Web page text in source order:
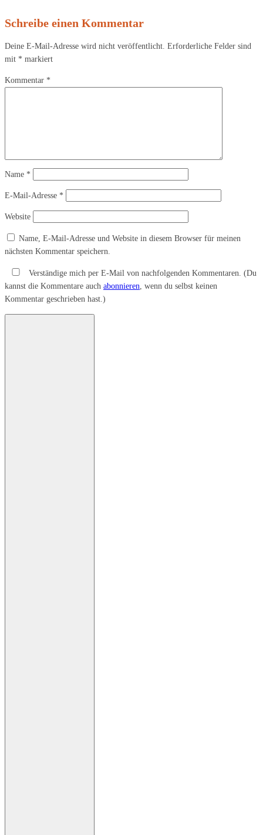
Schreibe einen Kommentar
Deine E-Mail-Adresse wird nicht veröffentlicht. Erforderliche Felder sind
mit * markiert
Kommentar *
Name *
E-Mail-Adresse *
Website
Name, E-Mail-Adresse und Website in diesem Browser für meinen
nächsten Kommentar speichern.
Verständige mich per E-Mail von nachfolgenden Kommentaren. (Du
kannst die Kommentare auch abonnieren, wenn du selbst keinen
Kommentar geschrieben hast.)